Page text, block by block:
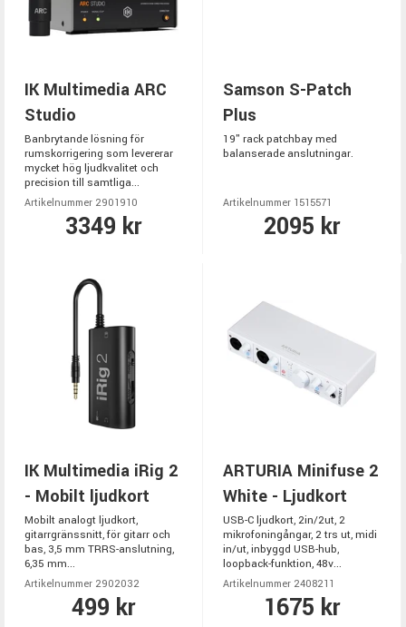
IK Multimedia ARC
Studio
Banbrytande lösning för
rumskorrigering som levererar
mycket hög ljudkvalitet och
precision till samtliga...
Artikelnummer 2901910
3349 kr
Samson S-Patch
Plus
19" rack patchbay med
balanserade anslutningar.
Artikelnummer 1515571
2095 kr
IK Multimedia iRig 2
- Mobilt ljudkort
Mobilt analogt ljudkort,
gitarrgränssnitt, för gitarr och
bas, 3,5 mm TRRS-anslutning,
6,35 mm...
Artikelnummer 2902032
499 kr
ARTURIA Minifuse 2
White - Ljudkort
USB-C ljudkort, 2in/2ut, 2
mikrofoningångar, 2 trs ut, midi
in/ut, inbyggd USB-hub,
loopback-funktion, 48v...
Artikelnummer 2408211
1675 kr